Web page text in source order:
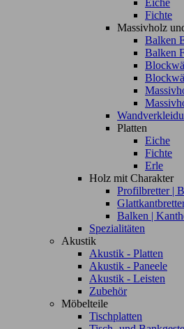
Eiche
Fichte
Massivholz
Balken
Balken
Platten
Eiche
Fichte
Erle
Holz mit Charakter
Profilbretter |
Balken |
Spezialitäten
Akustik
Akustik - Platten
Akustik - Paneele
Akustik - Leisten
Zubehör
Möbelteile
Tischplatten